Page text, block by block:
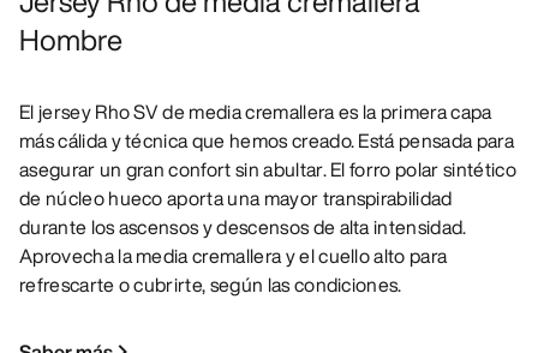
Hombre
El jersey Rho SV de media cremallera es la primera capa
más cálida y técnica que hemos creado. Está pensada para
asegurar un gran confort sin abultar. El forro polar sintético
de núcleo hueco aporta una mayor transpirabilidad
durante los ascensos y descensos de alta intensidad.
Aprovecha la media cremallera y el cuello alto para
refrescarte o cubrirte, según las condiciones.